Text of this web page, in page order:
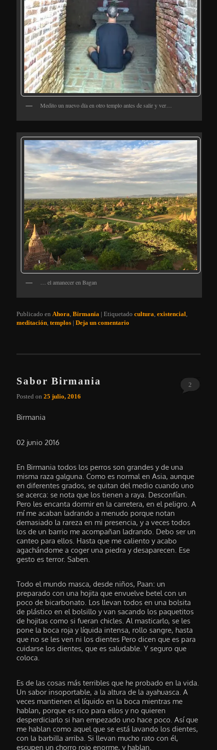
Medito un nuevo día en otro templo antes de salir y ver…
… el amanecer en Bagan
Publicado en Ahora ,Birmania |Etiquetado cultura ,existencial
meditación ,templos |Deja un comentario
Sabor Birmania
Posted on25 julio, 2016
2
Birmania
02 junio 2016
En Birmania todos los perros son grandes y de una
misma raza galguna. Como es normal en Asia, aunque
en diferentes grados, se quitan del medio cuando uno
se acerca: se nota que los tienen a raya. Desconfían.
Pero les encanta dormir en la carretera, en el peligro. A
mí me acaban ladrando a menudo porque notan
demasiado la rareza en mi presencia, y a veces todos
los de un barrio me acompañan ladrando. Debo ser un
canteo para ellos. Hasta que me caliento y acabo
agachándome a coger una piedra y desaparecen. Ese
gesto es terror. Saben.
Todo el mundo masca, desde niños, Paan: un
preparado con una hojita que envuelve betel con un
poco de bicarbonato. Los llevan todos en una bolsita
de plástico en el bolsillo y van sacando los paquetitos
de hojitas como si fueran chicles. Al masticarlo, se les
pone la boca roja y líquida intensa, rollo sangre, hasta
que no se les ven ni los dientes Pero dicen que es para
cuidarse los dientes, que es saludable. Y seguro que
coloca.
Es de las cosas más terribles que he probado en la vida.
Un sabor insoportable, a la altura de la ayahuasca. A
veces mantienen el líquido en la boca mientras me
hablan, porque es rico para ellos y no quieren
desperdiciarlo si han empezado uno hace poco. Así que
me hablan como aquel que se está lavando los dientes,
con la barbilla arriba. Si llevan mucho rato con él,
escupen un chorro rojo enorme, y hablan.